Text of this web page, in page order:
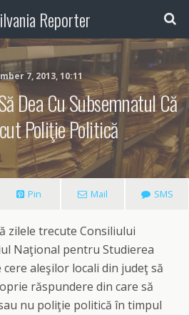
Reporter
7, 2013, 10:11
Dea Cu Subsemnatul Că
Poliţie Politică
Pin Mail SMS
zilele trecute Consiliului
Naţional pentru Studierea
aleşilor locali din judeţ să
răspundere din care să
nu poliţie politică în timpul